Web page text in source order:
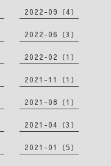
2022-09（4）
2022-06（3）
2022-02（1）
2021-11（1）
2021-08（1）
2021-04（3）
2021-01（5）